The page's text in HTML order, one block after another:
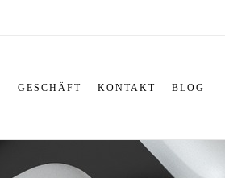
GESCHÄFT KONTAKT BLOG